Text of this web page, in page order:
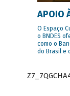
APOIO
O Espaço
o BNDES
como o
do Brasil e